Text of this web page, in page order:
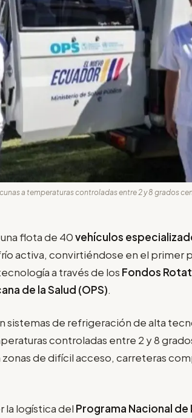
a temperaturas controladas entre 2 y 8 grados
flota de 40vehículos
activa, convirtiéndose en el primer
a través de los Fondos
de la Salud (OPS).
sistemas de refrigeración de alta
controladas entre 2 y 8
de difícil acceso, carreteras
la logística del Programa Nacional de